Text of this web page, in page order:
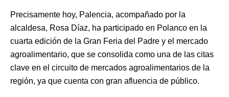
Precisamente hoy, Palencia, acompañado por la
alcaldesa, Rosa Díaz, ha participado en Polanco en la
cuarta edición de la Gran Feria del Padre y el mercado
agroalimentario, que se consolida como una de las citas
clave en el circuito de mercados agroalimentarios de la
región, ya que cuenta con gran afluencia de público.